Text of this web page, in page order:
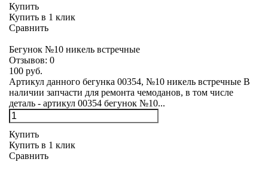
Купить
Купить в 1 клик
Сравнить
Бегунок №10 никель встречные
Отзывов: 0
100 руб.
Артикул данного бегунка 00354, №10 никель встречные В
наличии запчасти для ремонта чемоданов, в том числе
деталь - артикул 00354 бегунок №10...
Купить
Купить в 1 клик
Сравнить